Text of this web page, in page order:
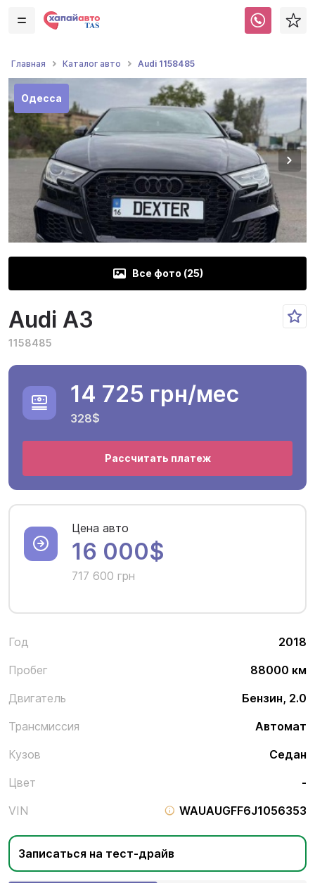
Главная Каталог авто Audi 1158485
Одесса
Все фото (25)
Audi A3
1158485
Год
2018
Пробег
88000 км
Двигатель
Бензин, 2.0
Трансмиссия
Автомат
Кузов
Седан
Цвет
-
VIN
WAUAUGFF6J1056353
Записаться на тест-драйв
14 725 грн/мес
328$
Рассчитать платеж
Цена авто
16 000$
717 600 грн